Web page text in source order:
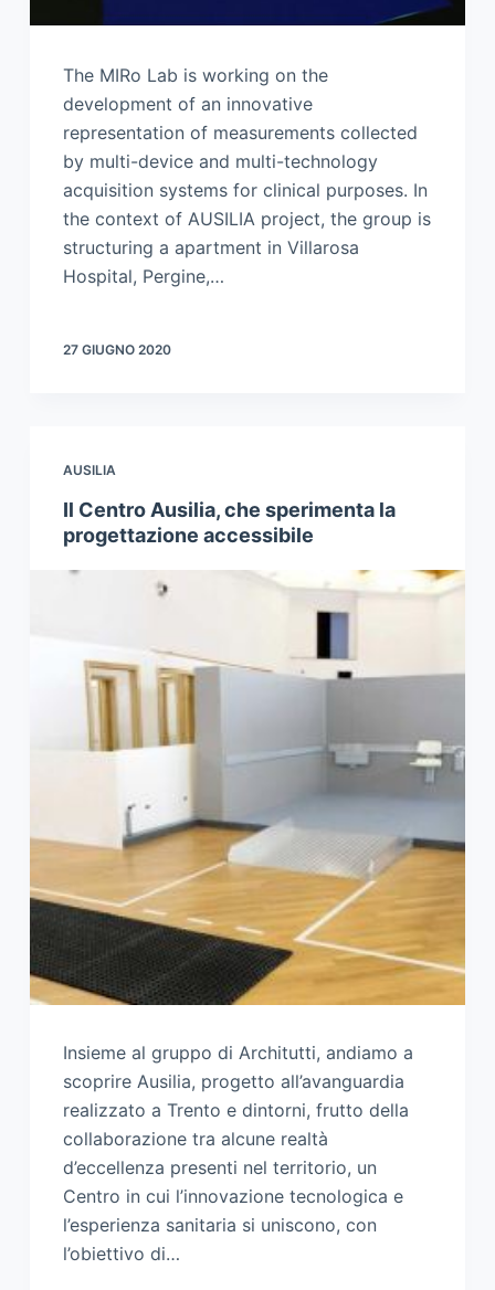
The MIRo Lab is working on the
development of an innovative
representation of measurements collected
by multi-device and multi-technology
acquisition systems for clinical purposes. In
the context of AUSILIA project, the group is
structuring a apartment in Villarosa
Hospital, Pergine,…
27 GIUGNO 2020
AUSILIA
Il Centro Ausilia, che sperimenta la
progettazione accessibile
Insieme al gruppo di Architutti, andiamo a
scoprire Ausilia, progetto all’avanguardia
realizzato a Trento e dintorni, frutto della
collaborazione tra alcune realtà
d’eccellenza presenti nel territorio, un
Centro in cui l’innovazione tecnologica e
l’esperienza sanitaria si uniscono, con
l’obiettivo di…